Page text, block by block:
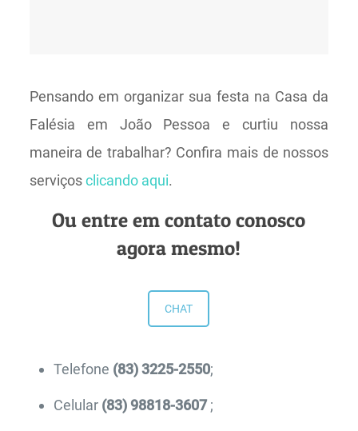
Pensando em organizar sua festa na Casa da
Falésia em João Pessoa e curtiu nossa
maneira de trabalhar? Confira mais de nossos
serviçosclicando aqui.
Ou entre em contato conosco
agora mesmo!
CHAT
Telefone (83) 3225-2550;
Celular (83) 98818-3607 ;